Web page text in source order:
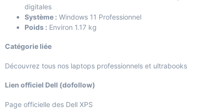
digitales
Système : Windows 11 Professionnel
Poids : Environ 1.17 kg
Catégorie liée
Découvrez tous nos laptops professionnels et ultrabooks
Lien officiel Dell (dofollow)
Page officielle des Dell XPS